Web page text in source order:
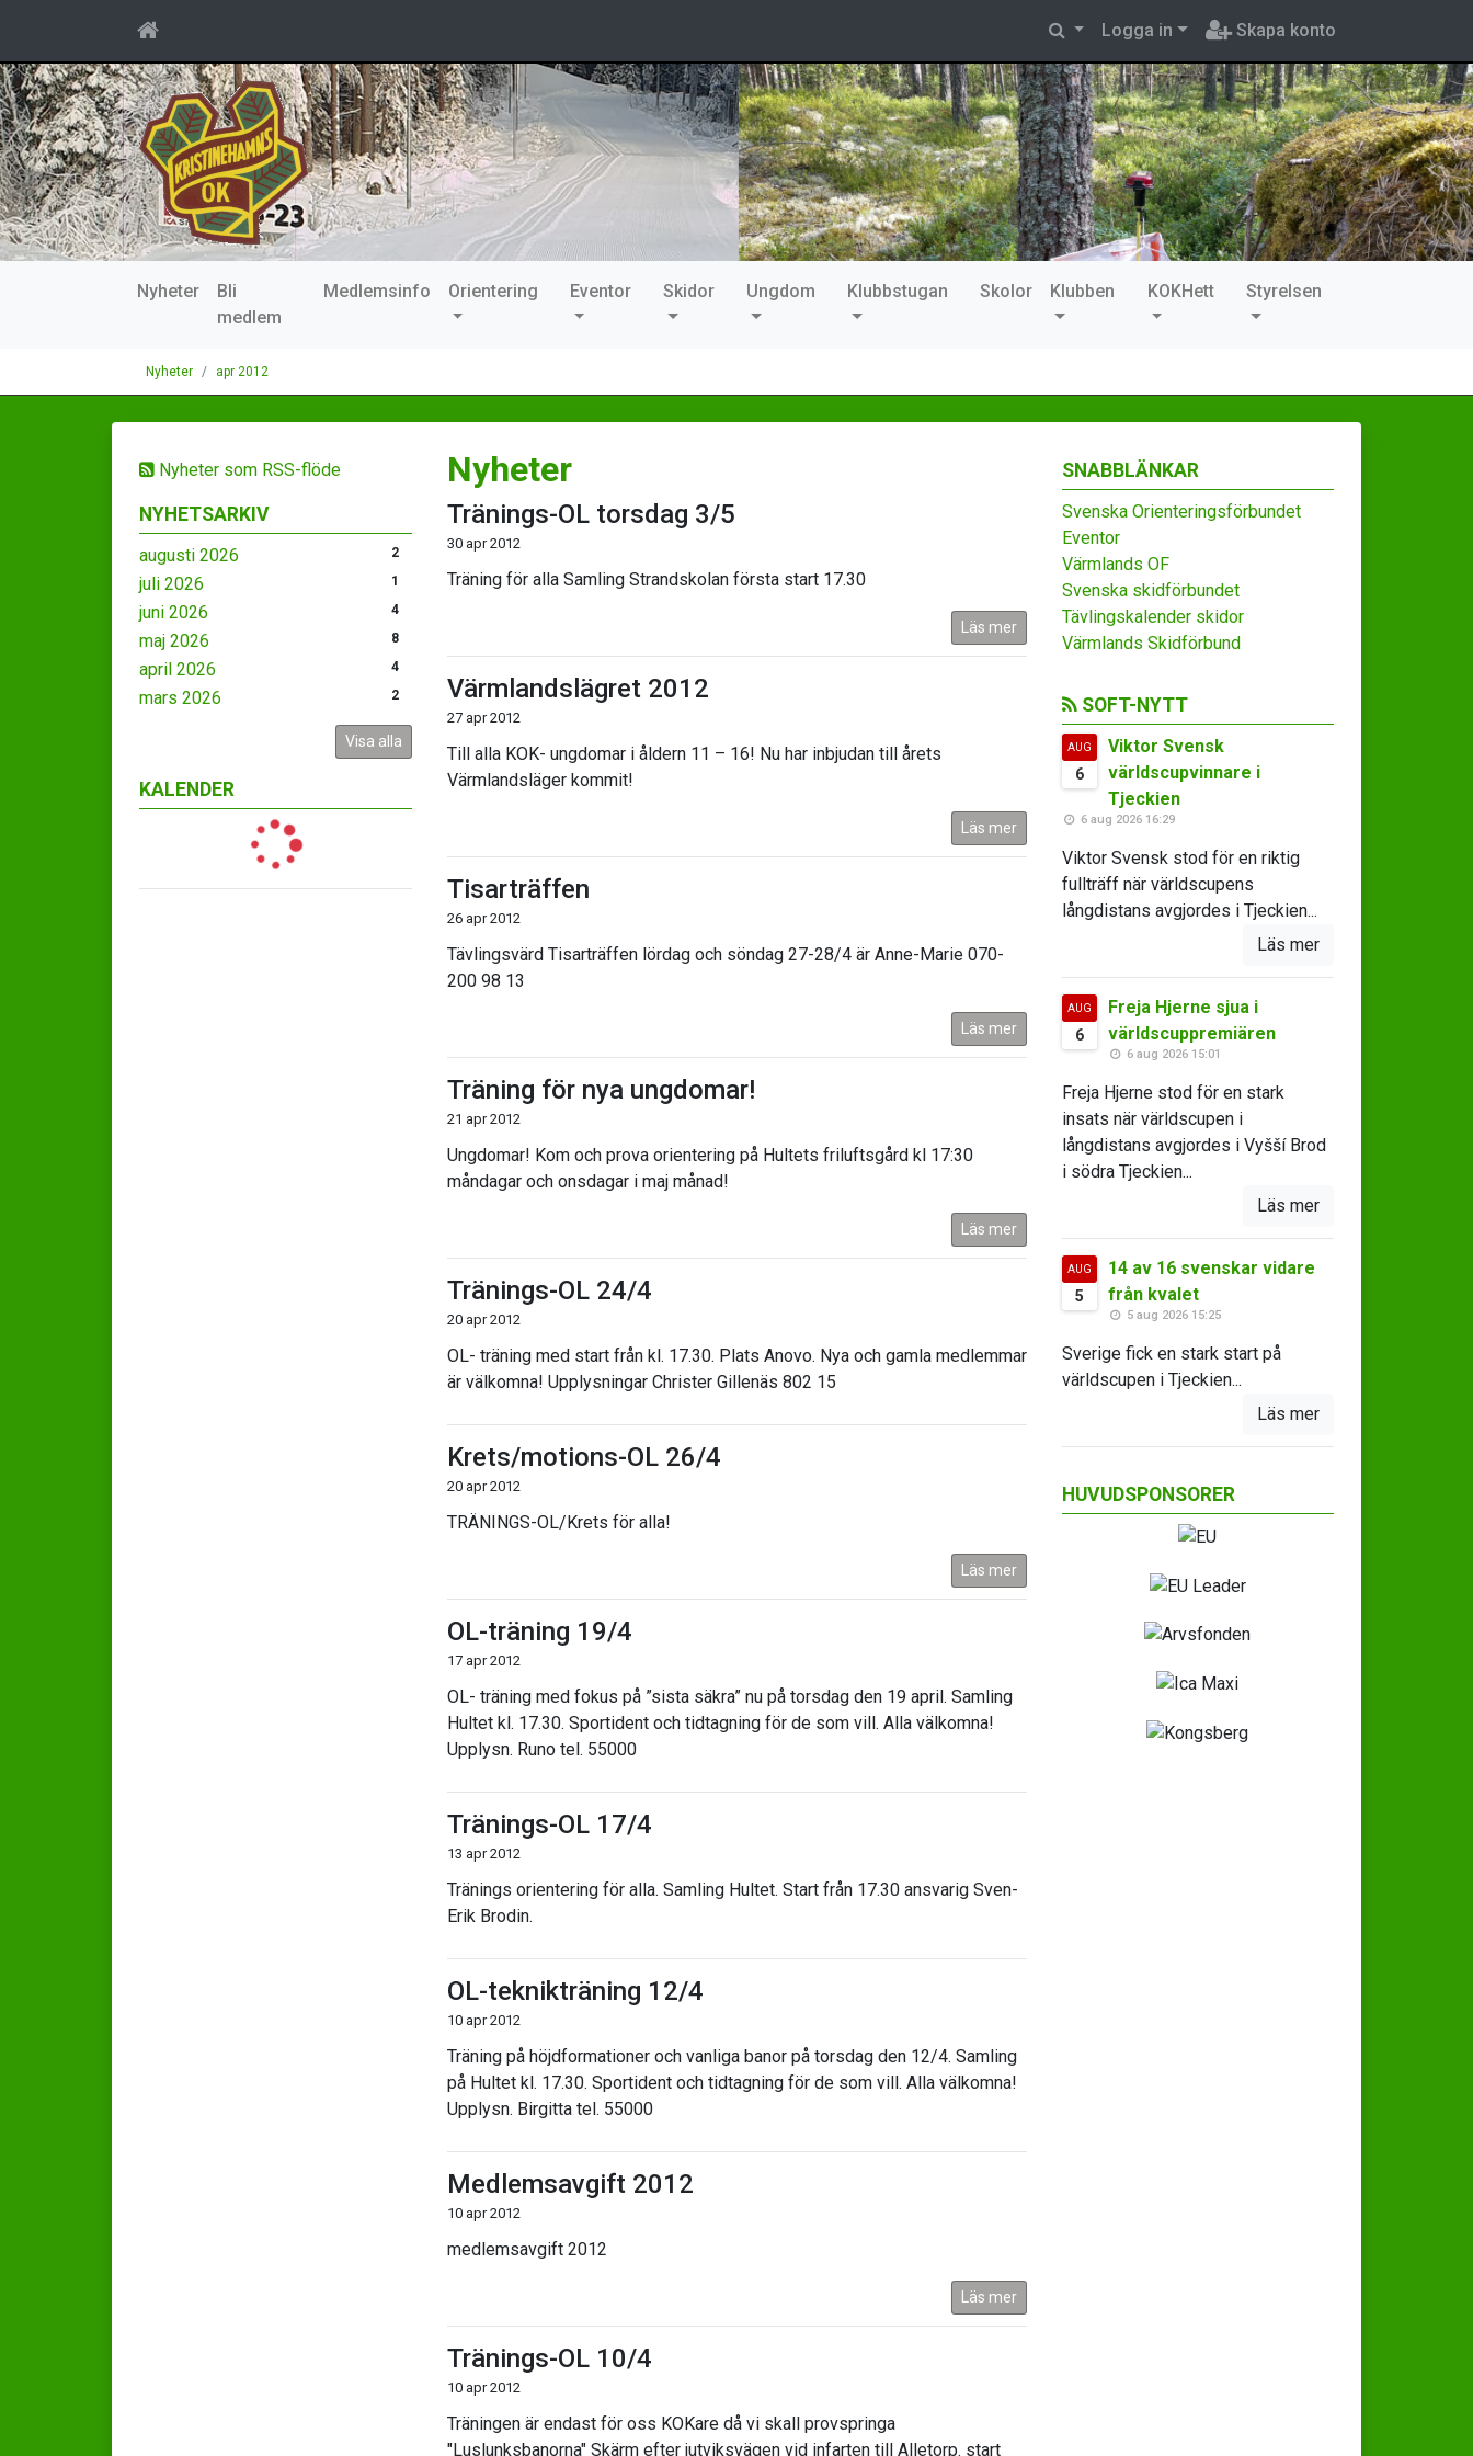
Logga in Skapa konto
Nyheter
Bli
medlem
Medlemsinfo Orientering Eventor Skidor Ungdom Klubbstugan Skolor Klubben KOKHett Styrelsen
Nyheter apr 2012
Nyheter som RSS-flöde
NYHETSARKIV
augusti 2026 2
juli 2026 1
juni 2026 4
maj 2026 8
april 2026 4
mars 2026 2
Visa alla
KALENDER
Nyheter
Tränings-OL torsdag 3/5
30 apr 2012
Träning för alla Samling Strandskolan första start 17.30
Läs mer
Värmlandslägret 2012
27 apr 2012
Till alla KOK- ungdomar i åldern 11 – 16! Nu har inbjudan till årets
Värmlandsläger kommit!
Läs mer
Tisarträffen
26 apr 2012
Tävlingsvärd Tisarträffen lördag och söndag 27-28/4 är Anne-Marie 070-
200 98 13
Läs mer
Träning för nya ungdomar!
21 apr 2012
Ungdomar! Kom och prova orientering på Hultets friluftsgård kl 17:30
måndagar och onsdagar i maj månad!
Läs mer
Tränings-OL 24/4
20 apr 2012
OL- träning med start från kl. 17.30. Plats Anovo. Nya och gamla medlemmar
är välkomna! Upplysningar Christer Gillenäs 802 15
Krets/motions-OL 26/4
20 apr 2012
TRÄNINGS-OL/Krets för alla!
Läs mer
OL-träning 19/4
17 apr 2012
OL- träning med fokus på ”sista säkra” nu på torsdag den 19 april. Samling
Hultet kl. 17.30. Sportident och tidtagning för de som vill. Alla välkomna!
Upplysn. Runo tel. 55000
Tränings-OL 17/4
13 apr 2012
Tränings orientering för alla. Samling Hultet. Start från 17.30 ansvarig Sven-
Erik Brodin.
OL-teknikträning 12/4
10 apr 2012
Träning på höjdformationer och vanliga banor på torsdag den 12/4. Samling
på Hultet kl. 17.30. Sportident och tidtagning för de som vill. Alla välkomna!
Upplysn. Birgitta tel. 55000
Medlemsavgift 2012
10 apr 2012
medlemsavgift 2012
Läs mer
Tränings-OL 10/4
10 apr 2012
Träningen är endast för oss KOKare då vi skall provspringa
"Luslunksbanorna" Skärm efter jutviksvägen vid infarten till Alletorp. start
SNABBLÄNKAR
Svenska Orienteringsförbundet
Eventor
Värmlands OF
Svenska skidförbundet
Tävlingskalender skidor
Värmlands Skidförbund
SOFT-NYTT
AUG
6
Viktor Svensk
världscupvinnare i
Tjeckien
6 aug 2026 16:29
Viktor Svensk stod för en riktig
fullträff när världscupens
långdistans avgjordes i Tjeckien...
Läs mer
AUG
6
Freja Hjerne sjua i
världscuppremiären
6 aug 2026 15:01
Freja Hjerne stod för en stark
insats när världscupen i
långdistans avgjordes i Vyšší Brod
i södra Tjeckien...
Läs mer
AUG
5
14 av 16 svenskar vidare
från kvalet
5 aug 2026 15:25
Sverige fick en stark start på
världscupen i Tjeckien...
Läs mer
HUVUDSPONSORER